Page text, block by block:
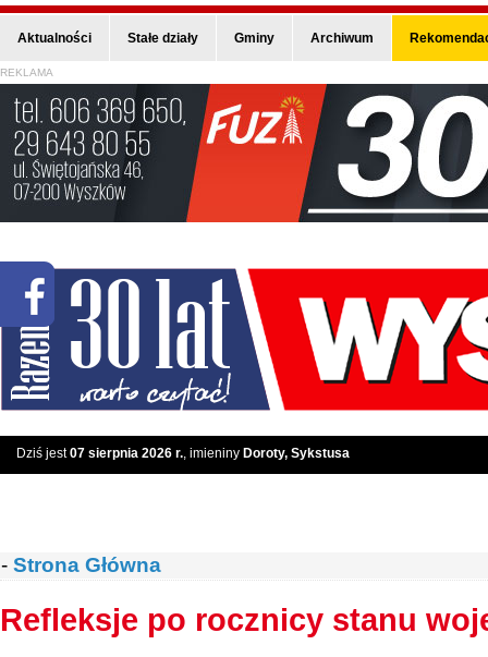
Aktualności Stałe działy Gminy Archiwum
REKLAMA
Dziś jest07 sierpnia 2026 r., imieniny Doroty, Sykstusa
- Strona Główna
Refleksje po rocznicy stanu